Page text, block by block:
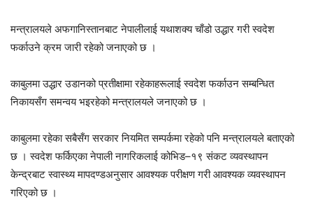
मन्त्रालयले अफगानिस्तानबाट नेपालीलाई यथाशक्य चाँडो उद्धार गरी स्वदेश
फर्काउने क्रम जारी रहेको जनाएको छ ।
काबुलमा उद्धार उडानको प्रतीक्षामा रहेकाहरूलाई स्वदेश फर्काउन सम्बन्धित
निकायसँग समन्वय भइरहेको मन्त्रालयले जनाएको छ ।
काबुलमा रहेका सबैसँग सरकार नियमित सम्पर्कमा रहेको पनि मन्त्रालयले बताएको
छ । स्वदेश फर्किएका नेपाली नागरिकलाई कोभिड–१९ संकट व्यवस्थापन
केन्द्रबाट स्वास्थ्य मापदण्डअनुसार आवश्यक परीक्षण गरी आवश्यक व्यवस्थापन
गरिएको छ ।